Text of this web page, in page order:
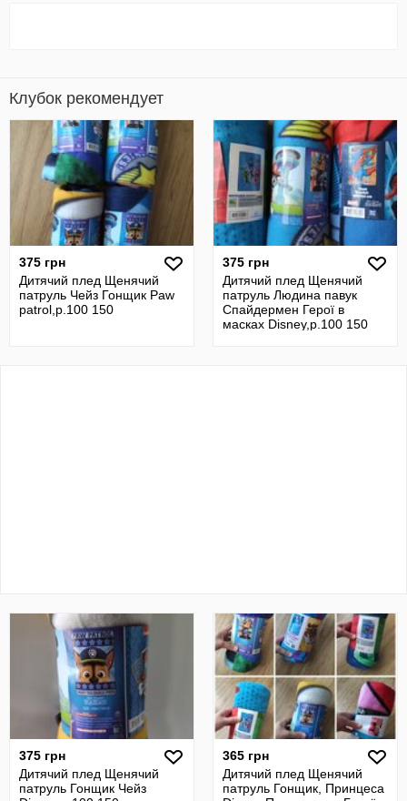
Клубок рекомендует
375 грн
Дитячий плед Щенячий
патруль Чейз Гонщик Paw
patrol,р.100 150
375 грн
Дитячий плед Щенячий
патруль Людина павук
Спайдермен Герої в
масках Disney,р.100 150
375 грн
Дитячий плед Щенячий
патруль Гонщик Чейз
365 грн
Дитячий плед Щенячий
патруль Гонщик, Принцеса